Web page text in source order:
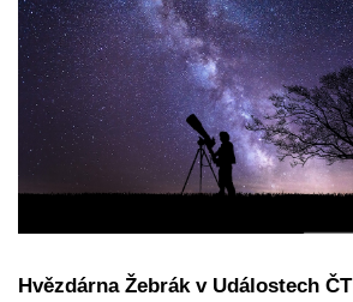
Hvězdárna Žebrák v Událostech ČT